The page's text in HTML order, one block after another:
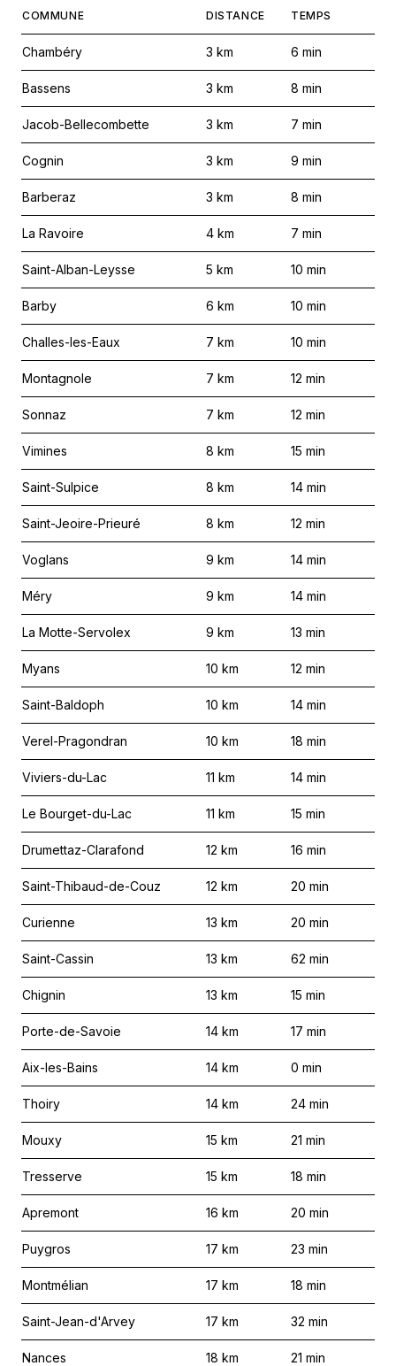
COMMUNE DISTANCE TEMPS
Chambéry 3 km 6 min
Bassens 3 km 8 min
Jacob-Bellecombette 3 km 7 min
Cognin 3 km 9 min
Barberaz 3 km 8 min
La Ravoire 4 km 7 min
Saint-Alban-Leysse 5 km 10 min
Barby 6 km 10 min
Challes-les-Eaux 7 km 10 min
Montagnole 7 km 12 min
Sonnaz 7 km 12 min
Vimines 8 km 15 min
Saint-Sulpice 8 km 14 min
Saint-Jeoire-Prieuré 8 km 12 min
Voglans 9 km 14 min
Méry 9 km 14 min
La Motte-Servolex 9 km 13 min
Myans 10 km 12 min
Saint-Baldoph 10 km 14 min
Verel-Pragondran 10 km 18 min
Viviers-du-Lac 11 km 14 min
Le Bourget-du-Lac 11 km 15 min
Drumettaz-Clarafond 12 km 16 min
Saint-Thibaud-de-Couz 12 km 20 min
Curienne 13 km 20 min
Saint-Cassin 13 km 62 min
Chignin 13 km 15 min
Porte-de-Savoie 14 km 17 min
Aix-les-Bains 14 km 0 min
Thoiry 14 km 24 min
Mouxy 15 km 21 min
Tresserve 15 km 18 min
Apremont 16 km 20 min
Puygros 17 km 23 min
Montmélian 17 km 18 min
Saint-Jean-d'Arvey 17 km 32 min
Nances 18 km 21 min